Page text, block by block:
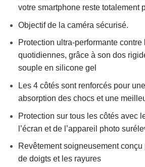
votre smartphone reste totalement
Objectif de la caméra sécurisé.
Protection ultra-performante
quotidiennes, grâce à son dos
souple en silicone gel
Les 4 côtés sont renforcés pour
absorption des chocs et une
Protection sur tous les côtés avec
l’écran et de l’appareil photo
Revêtement soigneusement
de doigts et les rayures